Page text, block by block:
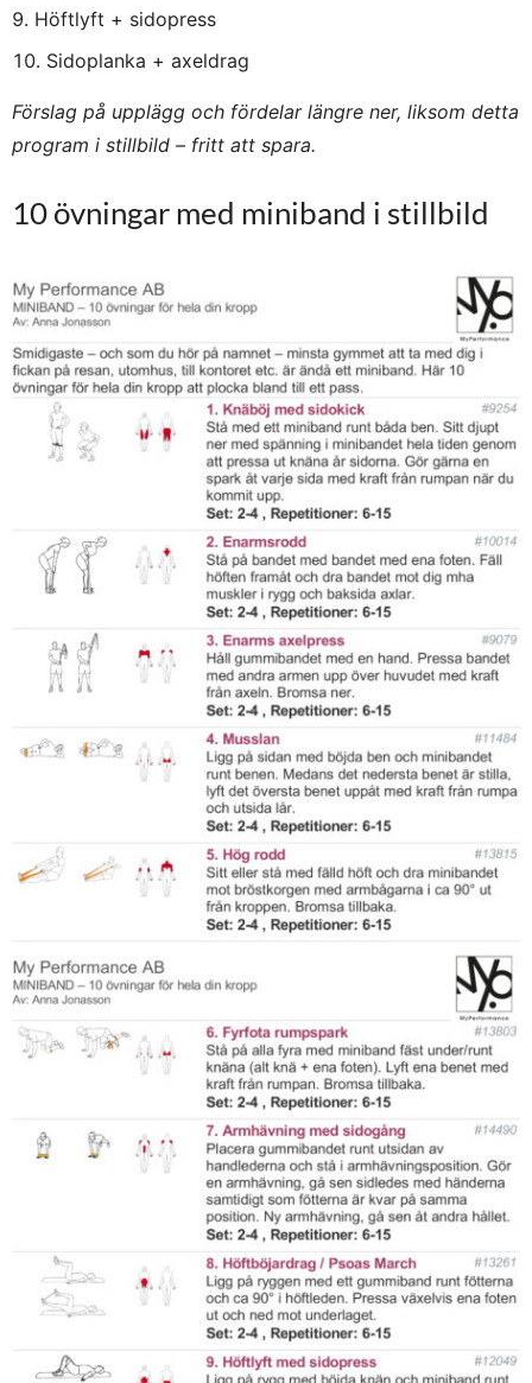
Höftlyft + sidopress
Sidoplanka + axeldrag
Förslag på upplägg och fördelar längre ner, liksom detta
program i stillbild – fritt att spara.
10 övningar med miniband i stillbild